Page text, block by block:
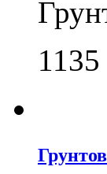
1135